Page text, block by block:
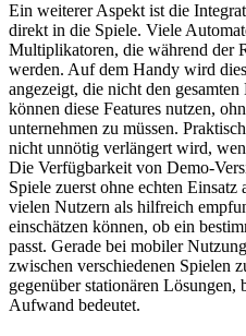
Ein weiterer Aspekt ist die
direkt in die Spiele. Viele
Multiplikatoren, die während der
werden. Auf dem Handy wird
angezeigt, die nicht den
können diese Features nutzen,
unternehmen zu müssen.
nicht unnötig verlängert wird,
Die Verfügbarkeit von Demo-
Spiele zuerst ohne echten
vielen Nutzern als hilfreich
einschätzen können, ob ein
passt. Gerade bei mobiler
zwischen verschiedenen Spielen
gegenüber stationären Lösungen,
Aufwand bedeutet.